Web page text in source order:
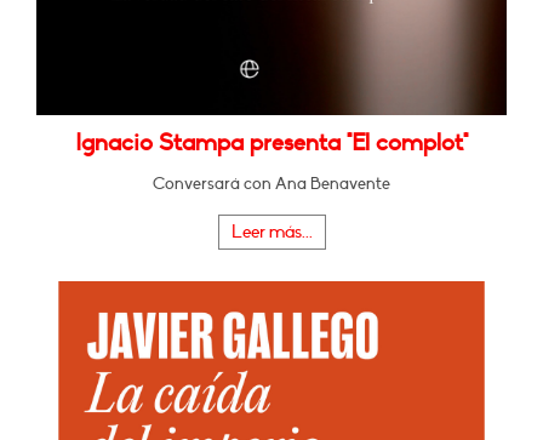
Ignacio Stampa presenta "El complot"
Conversará con Ana Benavente
Leer más...